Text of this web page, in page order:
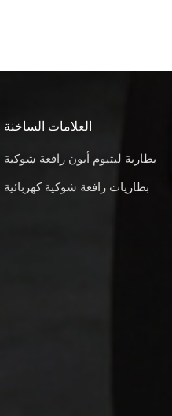
العلامات الساخنة
بطارية ليثيوم أيون رافعة شوكية
بطاريات رافعة شوكية كهربائية